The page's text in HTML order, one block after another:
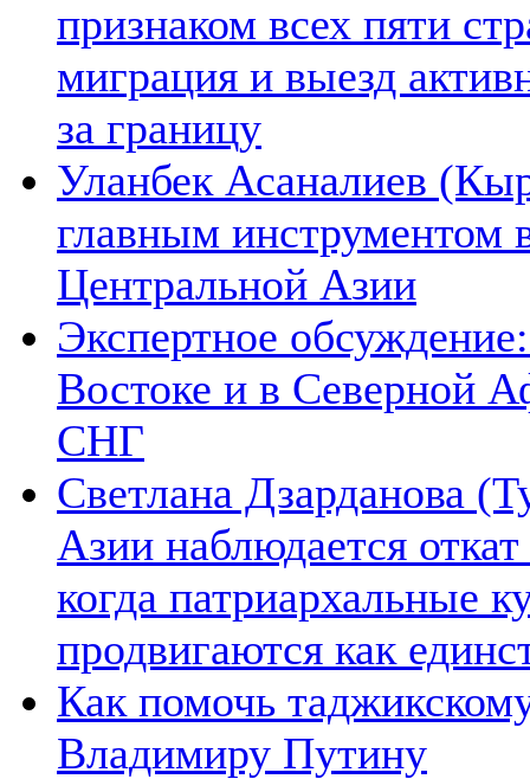
признаком всех пяти
миграция и выезд
за границу
Уланбек Асаналиев
главным инструментом
Центральной Азии
Экспертное
Востоке и в Северной
СНГ
Светлана Дзарданова
Азии наблюдается
когда патриархальные
продвигаются как
Как помочь
Владимиру Путину